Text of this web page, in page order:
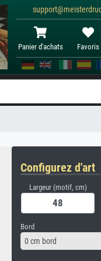
Panier d'achats Favoris
Configurez d'art
Largeur (motif, cm)
Bord
0 cm bord